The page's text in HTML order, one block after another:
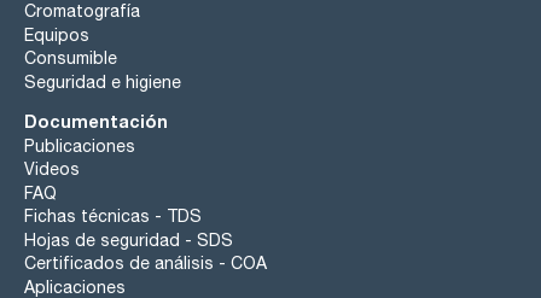
Cromatografía
Equipos
Consumible
Seguridad e higiene
Documentación
Publicaciones
Videos
FAQ
Fichas técnicas - TDS
Hojas de seguridad - SDS
Certificados de análisis - COA
Aplicaciones